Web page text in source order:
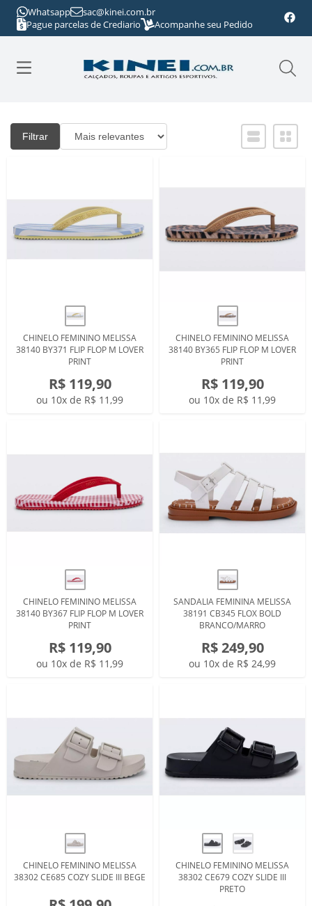
Whatsapp
sac@kinei.com.br
Pague parcelas de Crediario
Acompanhe seu Pedido
Filtrar
CHINELO FEMININO MELISSA
38140 BY371 FLIP FLOP M LOVER
PRINT
R$ 119,90
ou 10x de R$ 11,99
CHINELO FEMININO MELISSA
38140 BY365 FLIP FLOP M LOVER
PRINT
R$ 119,90
ou 10x de R$ 11,99
CHINELO FEMININO MELISSA
38140 BY367 FLIP FLOP M LOVER
PRINT
R$ 119,90
ou 10x de R$ 11,99
SANDALIA FEMININA MELISSA
38191 CB345 FLOX BOLD
BRANCO/MARRO
R$ 249,90
ou 10x de R$ 24,99
CHINELO FEMININO MELISSA
38302 CE685 COZY SLIDE III BEGE
CHINELO FEMININO MELISSA
38302 CE679 COZY SLIDE III
PRETO